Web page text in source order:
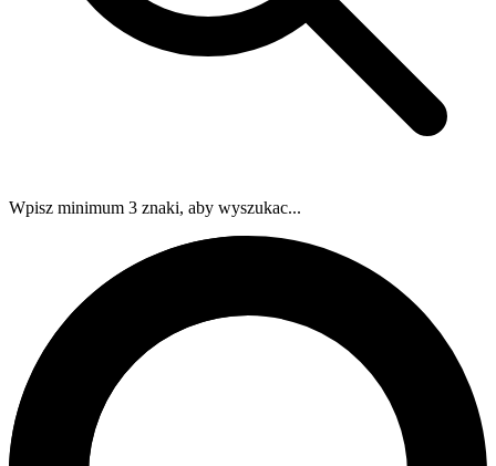
Wpisz minimum 3 znaki, aby wyszukac...